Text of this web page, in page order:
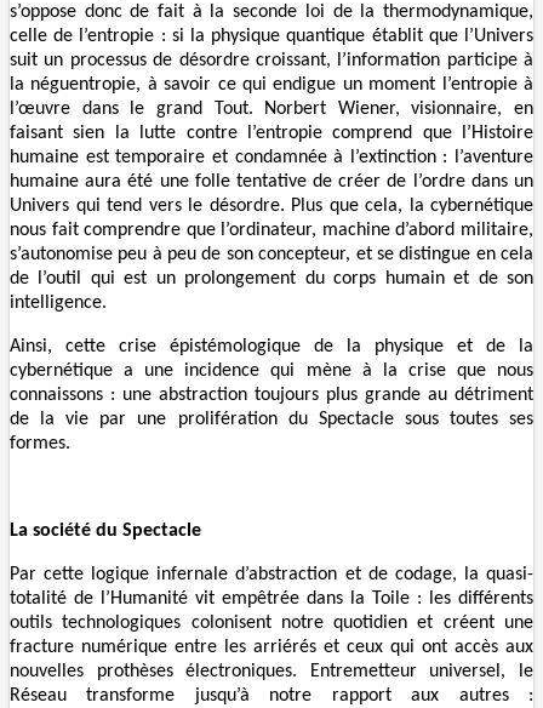
s’oppose donc de fait à la seconde loi de la thermodynamique,
celle de l’entropie : si la physique quantique établit que l’Univers
suit un processus de désordre croissant, l’information participe à
la néguentropie, à savoir ce qui endigue un moment l’entropie à
l’œuvre dans le grand Tout. Norbert Wiener, visionnaire, en
faisant sien la lutte contre l’entropie comprend que l’Histoire
humaine est temporaire et condamnée à l’extinction : l’aventure
humaine aura été une folle tentative de créer de l’ordre dans un
Univers qui tend vers le désordre. Plus que cela, la cybernétique
nous fait comprendre que l’ordinateur, machine d’abord militaire,
s’autonomise peu à peu de son concepteur, et se distingue en cela
de l’outil qui est un prolongement du corps humain et de son
intelligence.
Ainsi, cette crise épistémologique de la physique et de la
cybernétique a une incidence qui mène à la crise que nous
connaissons : une abstraction toujours plus grande au détriment
de la vie par une prolifération du Spectacle sous toutes ses
formes.
La société du Spectacle
Par cette logique infernale d’abstraction et de codage, la quasi-
totalité de l’Humanité vit empêtrée dans la Toile : les différents
outils technologiques colonisent notre quotidien et créent une
fracture numérique entre les arriérés et ceux qui ont accès aux
nouvelles prothèses électroniques. Entremetteur universel, le
Réseau transforme jusqu’à notre rapport aux autres :